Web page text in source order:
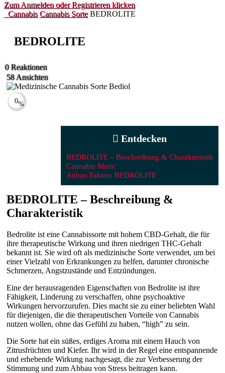
Zum Anmelden oder Registrieren klicken
Cannabis Cannabis Sorte BEDROLITE
BEDROLITE
0 Reaktionen
58Ansichten
0%
Entdecken
BEDROLITE – Beschreibung & Charakteristik
Cannabis Music
Anbau Fakten: BEDROLITE
BEDROLITE – Beschreibung &
Charakteristik
Bedrolite ist eine Cannabissorte mit hohem CBD-Gehalt, die für
ihre therapeutische Wirkung und ihren niedrigen THC-Gehalt
bekannt ist. Sie wird oft als medizinische Sorte verwendet, um bei
einer Vielzahl von Erkrankungen zu helfen, darunter chronische
Schmerzen, Angstzustände und Entzündungen.
Eine der herausragenden Eigenschaften von Bedrolite ist ihre
Fähigkeit, Linderung zu verschaffen, ohne psychoaktive
Wirkungen hervorzurufen. Dies macht sie zu einer beliebten Wahl
für diejenigen, die die therapeutischen Vorteile von Cannabis
nutzen wollen, ohne das Gefühl zu haben, “high” zu sein.
Die Sorte hat ein süßes, erdiges Aroma mit einem Hauch von
Zitrusfrüchten und Kiefer. Ihr wird in der Regel eine entspannende
und erhebende Wirkung nachgesagt, die zur Verbesserung der
Stimmung und zum Abbau von Stress beitragen kann.